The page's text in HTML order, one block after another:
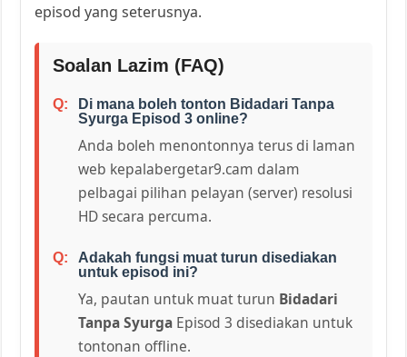
episod yang seterusnya.
Soalan Lazim (FAQ)
Di mana boleh tonton Bidadari Tanpa
Syurga Episod 3 online?
Anda boleh menontonnya terus di laman
web kepalabergetar9.cam dalam
pelbagai pilihan pelayan (server) resolusi
HD secara percuma.
Adakah fungsi muat turun disediakan
untuk episod ini?
Ya, pautan untuk muat turun Bidadari
Tanpa Syurga Episod 3 disediakan untuk
tontonan offline.